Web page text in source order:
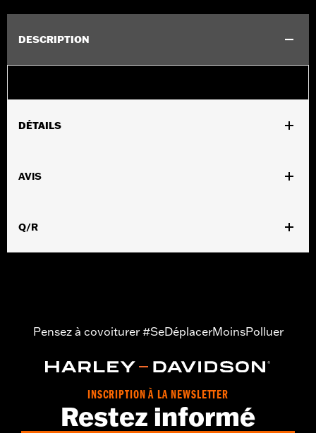
DESCRIPTION
DÉTAILS
AVIS
Q/R
Pensez à covoiturer #SeDéplacerMoinsPolluer
INSCRIPTION À LA NEWSLETTER
Restez informé